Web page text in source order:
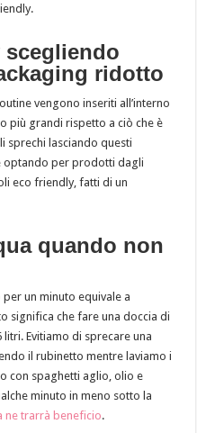
scegliendo
ridotto
vengono inseriti all’interno
più grandi rispetto a ciò che è
sprechi lasciando questi
optando per prodotti dagli
eco friendly, fatti di un
quando non
un minuto equivale a
significa che fare una doccia di
Evitiamo di sprecare una
il rubinetto mentre laviamo i
con spaghetti aglio, olio e
minuto in meno sotto la
ne trarrà beneficio.